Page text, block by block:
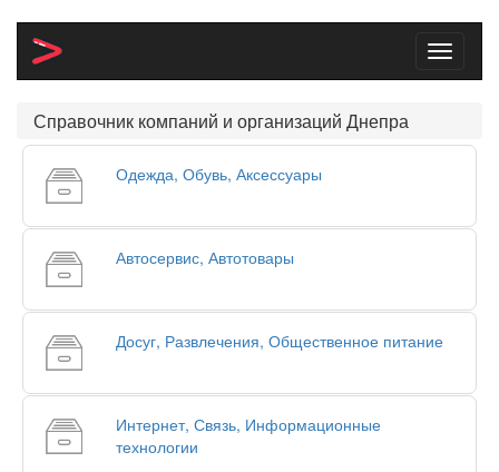
Toggle
Справочник компаний и организаций Днепра
Одежда, Обувь, Аксессуары
Автосервис, Автотовары
Досуг, Развлечения, Общественное питание
Интернет, Связь, Информационные
технологии